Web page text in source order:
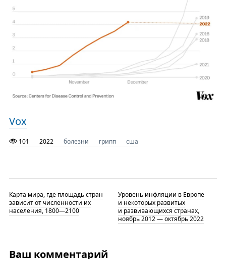
Vox
101 2022 болезни грипп сша
Карта мира, где площадь стран
зависит от численности их
населения, 1800—2100
Уровень инфляции в Европе
и некоторых развитых
и развивающихся странах,
ноябрь 2012 — октябрь 2022
Ваш комментарий